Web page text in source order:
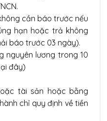
cần báo trước nếu
hạn hoặc trả không
báo trước 03 ngày).
nguyên lương trong 10
đây)
tài sản hoặc bằng
chỉ quy định về tiền